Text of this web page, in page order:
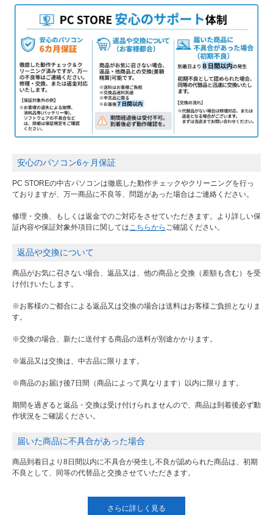
安心のパソコン6ヶ月保証
PC STOREの中古パソコンは徹底した動作チェックやクリーニングを行っ
ておりますが、万一商品に不良等、問題があった場合はご連絡ください。
修理・交換、もしくは返金でのご対応をさせていただきます。より詳しい保
証内容や保証対象外項目に関しては こちらから ご確認ください。
返品や交換について
商品がお気に召さない場合、返品又は、他の商品と交換（差額も含む）を受
け付けいたします。
※お客様のご都合による返品又は交換の場合は送料はお客様ご負担となりま
す。
※交換の場合、新たに送付する商品の送料が別途かかります。
※返品又は交換は、中古品に限ります。
※商品のお届け後7日間（商品によって異なります）以内に限ります。
期間を過ぎると返品・交換は受け付けられませんので、商品は到着後必ず動
作状況をご確認ください。
届いた商品に不具合があった場合
商品到着日より8日間以内に不具合が発生し不良が認められた商品は、初期
不良として、同等の代替品と交換させていただきます。
さらに詳しく見る